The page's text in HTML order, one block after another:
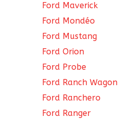
Ford Maverick
Ford Mondéo
Ford Mustang
Ford Orion
Ford Probe
Ford Ranch Wagon
Ford Ranchero
Ford Ranger